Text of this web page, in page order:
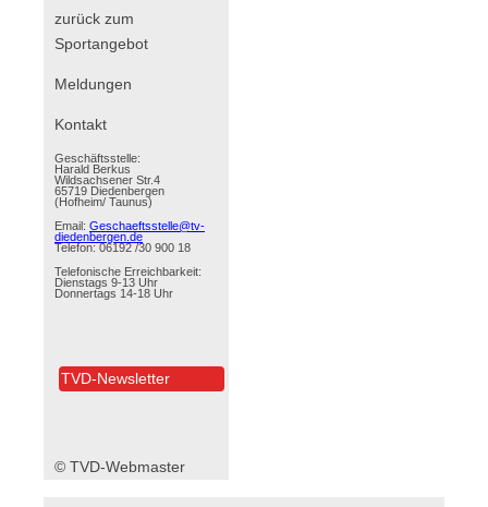
zurück zum
Sportangebot
Navigation
Meldungen
Kontakt
Geschäftsstelle:
Harald Berkus
Wildsachsener Str.4
65719 Diedenbergen
(Hofheim/ Taunus)
Email: Geschaeftsstelle@tv-
diedenbergen.de
Telefon: 06192 /30 900 18
Telefonische Erreichbarkeit:
Dienstags 9-13 Uhr
Donnertags 14-18 Uhr
TVD-Newsletter
© TVD-Webmaster